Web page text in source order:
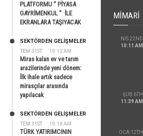
PLATFORMU ” PİYASA
GAYRİMENKUL ” İLE
EKRANLARA TAŞIYACAK
TEM 31ST 10:12 AM
SEKTÖRDEN GELIŞMELER
Miras kalan ev ve tarım
arazilerinde yeni dönem:
İlk ihale artık sadece
mirasçılar arasında
yapılacak
TEM 31ST 10:10 AM
SEKTÖRDEN GELIŞMELER
TÜRK YATIRIMCININ
MIMARI
NIS 22ND
10:11 AM
ŞUB 6TH
11:39 AM
OCA 12TH